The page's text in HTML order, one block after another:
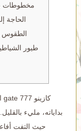
مخطوطات
الحاجة
الطقوس
gate 777 كازينو
بداياته، مليء
حيث التفت